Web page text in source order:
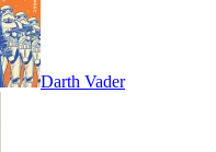
Darth Vader